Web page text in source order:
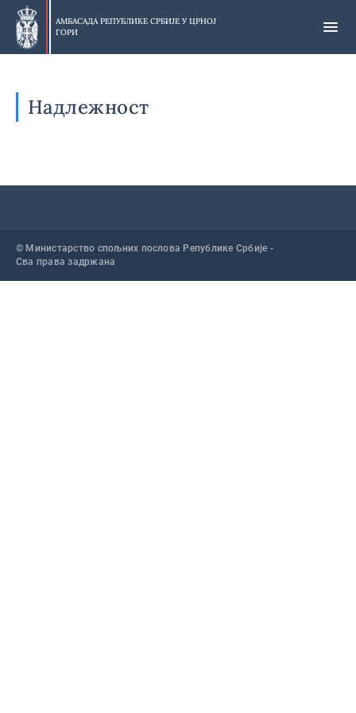
Прескочи
главни
део
АМБАСАДА РЕПУБЛИКЕ СРБИЈЕ У ЦРНОЈ
ГОРИ
Надлежност
© Министарство спољних послова Републике Србије -
Сва права задржана